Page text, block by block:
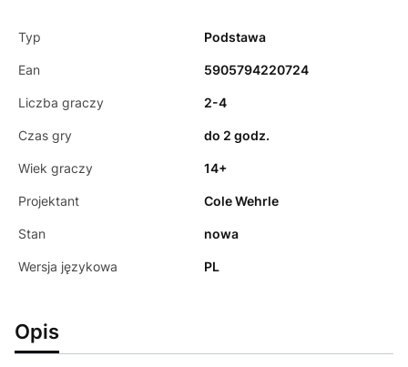
Typ Podstawa
Ean 5905794220724
Liczba graczy 2-4
Czas gry do 2 godz.
Wiek graczy 14+
Projektant Cole Wehrle
Stan nowa
Wersja językowa PL
Opis